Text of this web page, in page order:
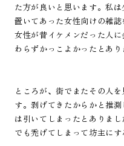
た方が良いと思います。私
置いてあった女性向けの雑
女性が昔イケメンだった人
わらずかっこよかったとあり
ところが、街でまたその人
す。剥げてきたからかと推
は引いてしまったとありま
でも禿げてしまって坊主に